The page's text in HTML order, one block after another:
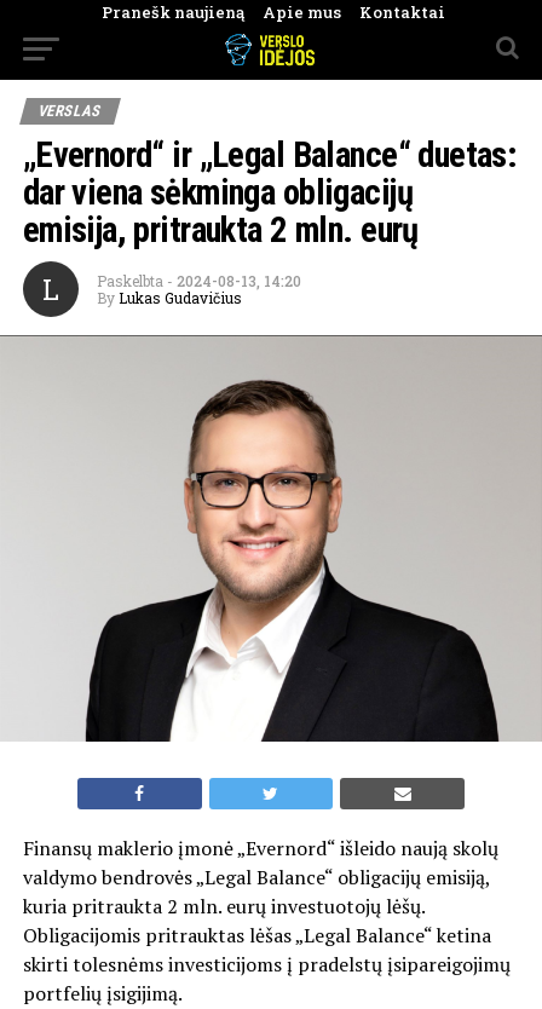
Pranešk naujieną Apie mus Kontaktai
VERSLAS
„Evernord“ ir „Legal Balance“ duetas:
dar viena sėkminga obligacijų
emisija, pritraukta 2 mln. eurų
L Paskelbta - 2024-08-13, 14:20
By Lukas Gudavičius
Finansų maklerio įmonė „Evernord“ išleido naują skolų
valdymo bendrovės „Legal Balance“ obligacijų emisiją,
kuria pritraukta 2 mln. eurų investuotojų lėšų.
Obligacijomis pritrauktas lėšas „Legal Balance“ ketina
skirti tolesnėms investicijoms į pradelstų įsipareigojimų
portfelių įsigijimą.